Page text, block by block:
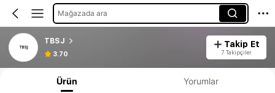
Mağazada ara
TBSJ
3.70
Takip Et
7 Takipçiler
Ürün Yorumlar